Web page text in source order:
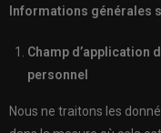
Informations générales
Champ d’application
personnel
Nous ne traitons les